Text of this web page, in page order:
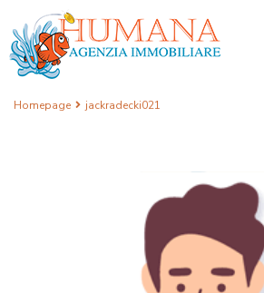
Homepage jackradecki021